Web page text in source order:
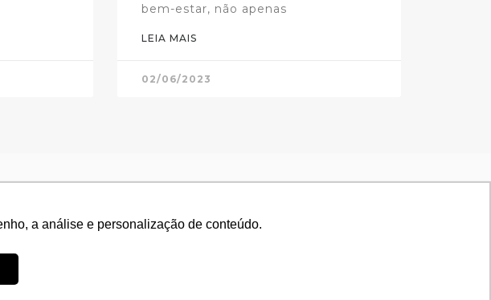
a análise e personalização de conteúdo.
a análise e personalização de conteúdo.
bem-estar, não apenas
LEIA MAIS
02/06/2023